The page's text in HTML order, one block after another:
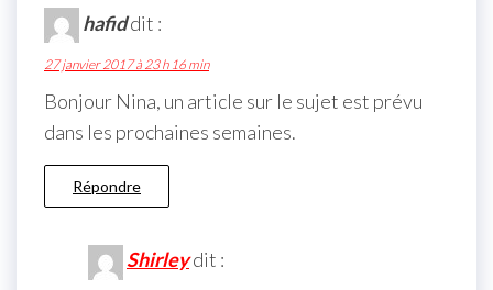
hafiddit :
27 janvier 2017 à 23 h 16 min
Bonjour Nina, un article sur le sujet est prévu
dans les prochaines semaines.
Répondre
Shirleydit :